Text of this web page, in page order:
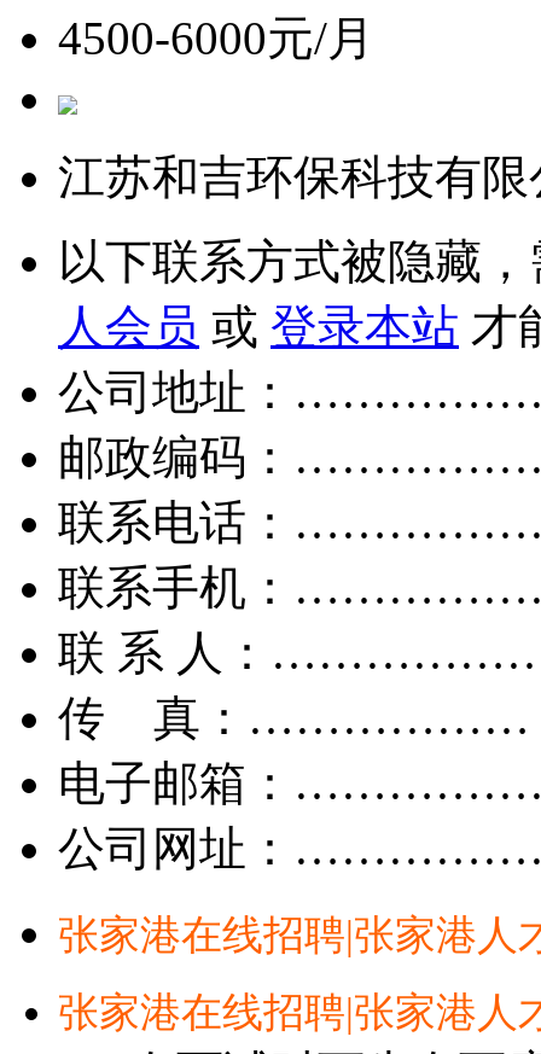
4500-6000元/月
江苏和吉环保科技有
以下联系方式被隐藏
人会员 或 登录本站 才
公司地址：
邮政编码：
联系电话：
联系手机：
联 系 人：
传 真：………………
电子邮箱：
公司网址：
张家港在线招聘|张家港人
张家港在线招聘|张家港人